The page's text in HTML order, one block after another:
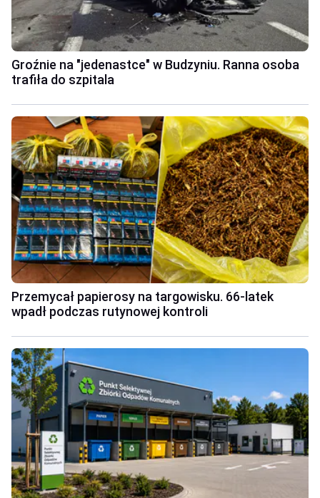
Groźnie na "jedenastce" w Budzyniu. Ranna osoba
trafiła do szpitala
Przemycał papierosy na targowisku. 66-latek
wpadł podczas rutynowej kontroli